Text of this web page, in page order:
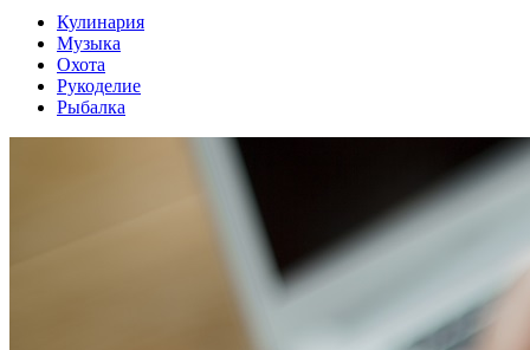
Кулинария
Музыка
Охота
Рукоделие
Рыбалка